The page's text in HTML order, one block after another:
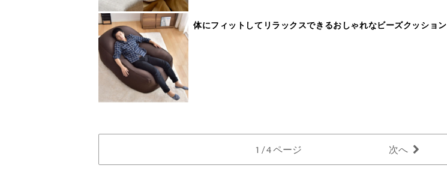
体にフィットしてリラックスできるおしゃれなビーズクッション
1 / 4 ページ 次へ